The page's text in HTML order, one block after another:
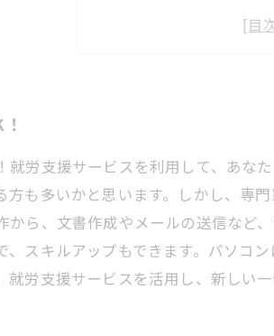
パソコンに強くなり
就労支援サービスを利用して、あな
も多いかと思います。しかし、専
ら、文書作成やメールの送信など
、スキルアップもできます。パソコ
労支援サービスを活用し、新しい